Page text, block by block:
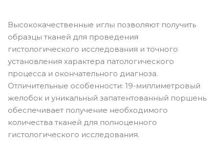
Высококачественные иглы позволяют получить
образцы тканей для проведения
гистологического исследования и точного
установления характера патологического
процесса и окончательного диагноза.
Отличительные особенности: 19-миллиметровый
желобок и уникальный запатентованный поршень
обеспечивает получение необходимого
количества тканей для полноценного
гистологического исследования.